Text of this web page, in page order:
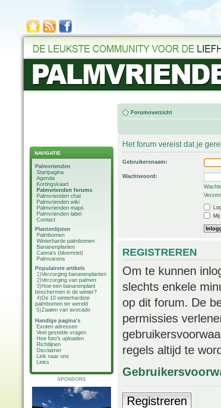
NAVIGATIE
Palmvrienden
Startpagina
Agenda
Kortingskaart
Palmvrienden forums
Palmvrienden chat
Palmvrienden wiki
Palmvrienden maps
Palmvrienden label
Contact
Plantenlijsten
Palmbomen
Winterharde palmbomen
Bananenplanten
Canna's (bloemriet)
Palmvarens
Populairste artikels
1)Verzorging bananenplanten
2)Verzorging van palmen
3)Hoe een bananenplant
beschermen in de winter?
4)De 10 winterhardste
palmbomen ter wereld
5)Zaaien van avocado
Handige pagina's
Exoten adressen
Veel gestelde vragen
Hoe foto's uploaden
Richtlijnen
Disclaimer
Link naar ons
Links
SPONSORS
Forumoverzicht
Het forum vereist dat je
Gebruikersnaam:
Wachtwoord:
REGISTREREN
Om te kunnen
slechts enkele
op dit forum. De
permissies
regels altijd te
Registreren